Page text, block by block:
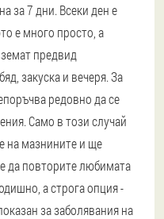
за 7 дни. Всеки ден е
е много просто, а
предвид
закуска и вечеря. За
редовно да се
Само в този случай
на мазнините и ще
да повторите любимата
а строга опция -
за заболявания на